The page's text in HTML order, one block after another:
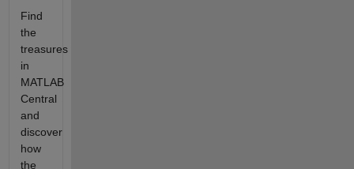
Find
the
treasures
in
MATLAB
Central
and
discover
how
the